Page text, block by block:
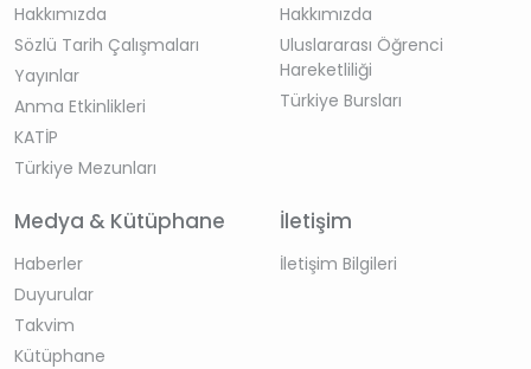
Hakkımızda
Sözlü Tarih Çalışmaları
Yayınlar
Anma Etkinlikleri
KATİP
Türkiye Mezunları
Hakkımızda
Uluslararası Öğrenci
Hareketliliği
Türkiye Bursları
Medya & Kütüphane
Haberler
Duyurular
Takvim
Kütüphane
İletişim
İletişim Bilgileri